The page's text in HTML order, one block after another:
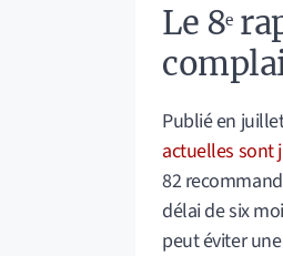
Le 8ᵉ
Publié en
actuelles sont
82
délai de six
peut éviter